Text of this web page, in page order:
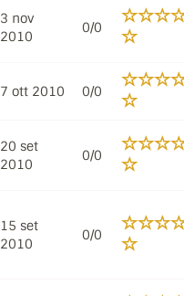
3 nov
2010
0/0
7 ott 2010 0/0
20 set
2010
0/0
15 set
2010
0/0